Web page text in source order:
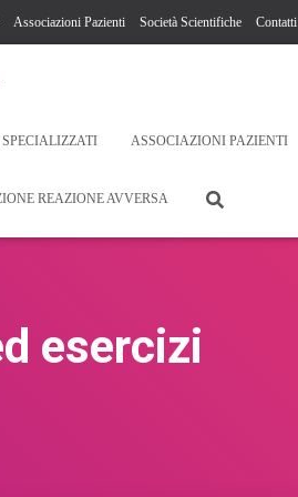
Associazioni Pazienti Società Scientifiche Contatti
ASSOCIAZIONI PAZIENTI
REAZIONE AVVERSA
esercizi